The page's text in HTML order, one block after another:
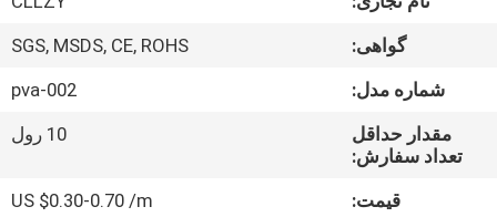
کارخانه
گواهی:
SGS, MSDS, CE, ROHS
شماره مدل:
pva-002
مقدار حداقل
تعداد سفارش:
10 رول
قیمت:
US $0.30-0.70 /m